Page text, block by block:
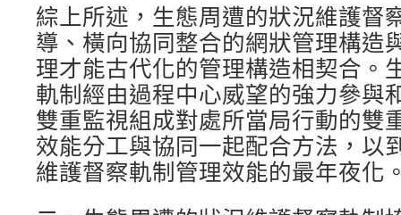
綜上所述，生態周遭的狀況維護督
導、橫向協同整合的網狀管理構造
理才能古代化的管理構造相契合。
軌制經由過程中心威望的強力參與
雙重監視組成對處所當局行動的雙
效能分工與協同一起配合方法，以
維護督察軌制管理效能的最年夜化